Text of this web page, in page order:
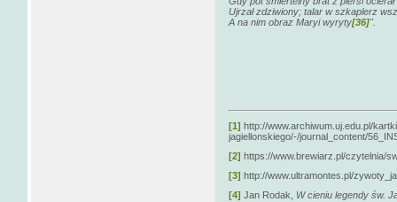
Ujrzał zdziwiony; talar w szkaplerz
A na nim obraz Maryi wyryty[36]".
[1] http://www.archiwum.uj.edu.pl/
jagiellonskiego/-/journal_content/
[2] https://www.brewiarz.pl/czytelnia/
[3] http://www.ultramontes.pl/
[4] Jan Rodak, W cieniu legendy św.